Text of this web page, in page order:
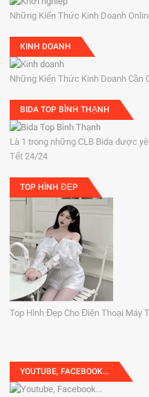
Những Kiến Thức Kinh Doanh
KINH DOANH
Những Kiến Thức Kinh Doanh Cần
BIDA TOP BÌNH THẠNH
Là 1 trong những CLB Bida được
Tết 24/24
TOP HÌNH ĐẸP
Top Hình Đẹp Cho Điện Thoại Máy
YOUTUBE, FACEBOOK...